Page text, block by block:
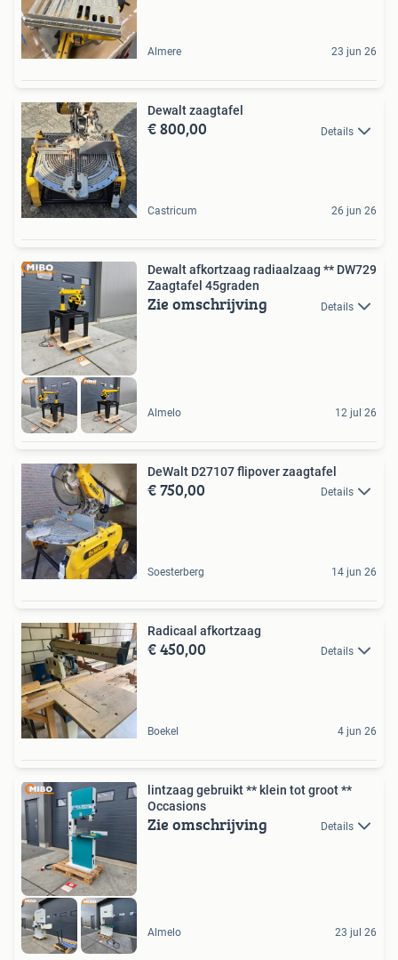
Almere 23 jun 26
Dewalt zaagtafel
€ 800,00 Details
Castricum 26 jun 26
Dewalt afkortzaag radiaalzaag ** DW729
Zaagtafel 45graden
Zie omschrijving Details
Almelo 12 jul 26
DeWalt D27107 flipover zaagtafel
€ 750,00 Details
Soesterberg 14 jun 26
Radicaal afkortzaag
€ 450,00 Details
Boekel 4 jun 26
lintzaag gebruikt ** klein tot groot **
Occasions
Zie omschrijving Details
Almelo 23 jul 26